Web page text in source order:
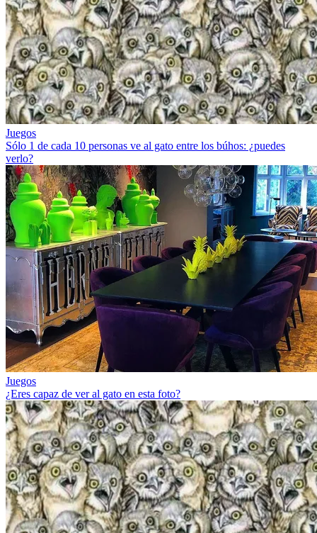
Juegos
Sólo 1 de cada 10 personas ve al gato entre los búhos: ¿puedes
verlo?
Juegos
¿Eres capaz de ver al gato en esta foto?